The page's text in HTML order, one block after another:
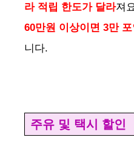
라 적립 한도가 달라져
60만원 이상이면 3만
니다.
주유 및 택시 할인